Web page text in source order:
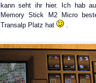
kann seht ihr hier. Ich hab
Memory Stick M2 Micro
Transalp Platz hat
.